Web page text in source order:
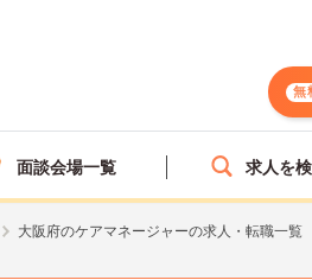
無
面談会場一覧 求人を
大阪府のケアマネージャーの求人・転職一覧